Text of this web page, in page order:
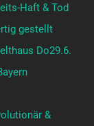
Haft & Tod
gestellt
Do29.6.
&